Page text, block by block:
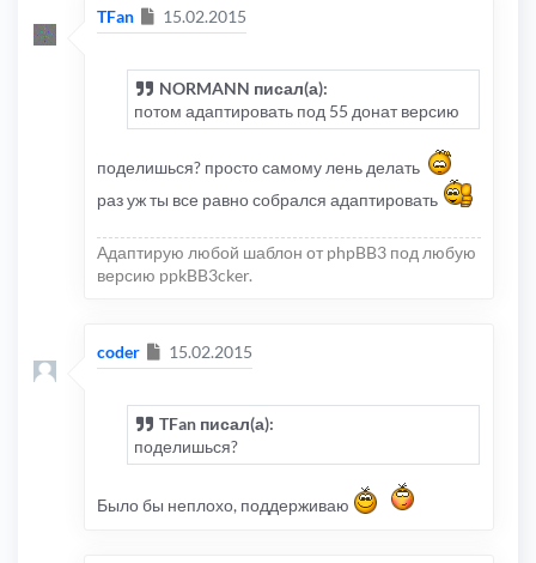
TFan Сообщение
15.02.2015
NORMANN писал(а):
потом адаптировать под 55 донат версию
поделишься? просто самому лень делать
раз уж ты все равно собрался адаптировать
Адаптирую любой шаблон от phpBB3 под любую
версию ppkBB3cker.
coder Сообщение
15.02.2015
TFan писал(а):
поделишься?
Было бы неплохо, поддерживаю